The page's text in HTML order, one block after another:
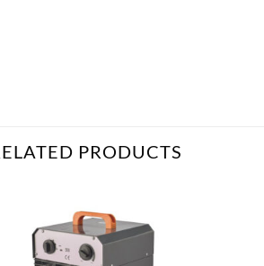
PRODUCTS
Bæta
við á
óskalista